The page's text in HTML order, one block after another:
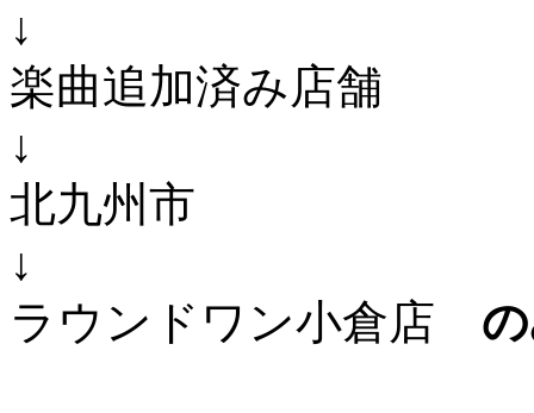
↓
楽曲追加済み店舗
↓
北九州市
↓
ラウンドワン小倉店